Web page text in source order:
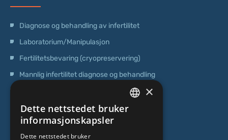
Diagnose og behandling av infertilitet
Laboratorium/Manipulasjon
Fertilitetsbevaring (cryopreservering)
Mannlig infertilitet diagnose og behandling
Genetisk testing
Poliklinisk senter
LATVIAN
×
Dette nettstedet bruker
informasjonskapsler
Dette nettstedet bruker